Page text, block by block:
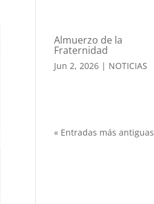
Almuerzo de la
Fraternidad
Jun 2, 2026 | NOTICIAS
« Entradas más antiguas